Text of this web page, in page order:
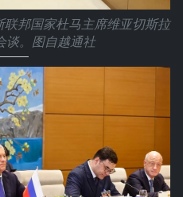
邦国家杜马主席维亚切斯拉
谈。图自越通社